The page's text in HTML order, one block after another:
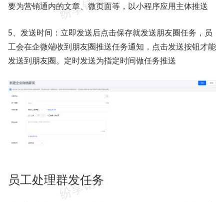
要为营销通内的文章、微页面等，以小程序应用主体推送
5、发送时间：立即发送后点击保存就发送朋友圈任务，员
工会在企微端收到朋友圈推送任务通知，点击发送按钮才能
发送到朋友圈。定时发送为指定时间做任务推送
员工处理群发任务